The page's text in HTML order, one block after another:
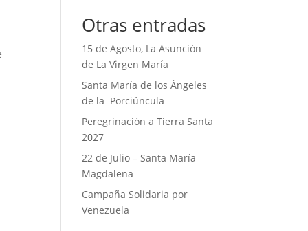
Otras entradas
15 de Agosto, La Asunción
de La Virgen María
Santa María de los Ángeles
de la Porciúncula
Peregrinación a Tierra Santa
2027
22 de Julio – Santa María
Magdalena
Campaña Solidaria por
Venezuela